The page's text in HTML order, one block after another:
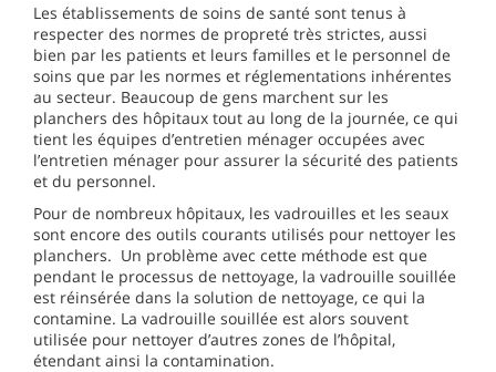
Les établissements de soins de santé sont tenus à
respecter des normes de propreté très strictes, aussi
bien par les patients et leurs familles et le personnel de
soins que par les normes et réglementations inhérentes
au secteur. Beaucoup de gens marchent sur les
planchers des hôpitaux tout au long de la journée, ce qui
tient les équipes d’entretien ménager occupées avec
l’entretien ménager pour assurer la sécurité des patients
et du personnel.
Pour de nombreux hôpitaux, les vadrouilles et les seaux
sont encore des outils courants utilisés pour nettoyer les
planchers. Un problème avec cette méthode est que
pendant le processus de nettoyage, la vadrouille souillée
est réinsérée dans la solution de nettoyage, ce qui la
contamine. La vadrouille souillée est alors souvent
utilisée pour nettoyer d’autres zones de l’hôpital,
étendant ainsi la contamination.